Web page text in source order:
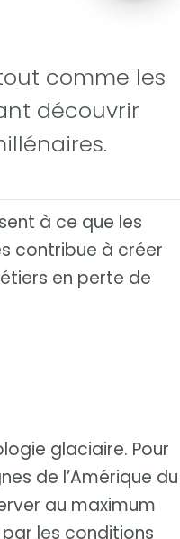
comme les
découvrir
à ce que les
contribue à créer
en perte de
glaciaire. Pour
de l’Amérique du
au maximum
les conditions